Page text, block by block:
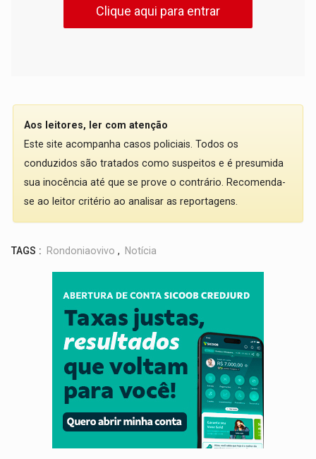
Clique aqui para entrar
Aos leitores, ler com atenção
Este site acompanha casos policiais. Todos os
conduzidos são tratados como suspeitos e é presumida
sua inocência até que se prove o contrário. Recomenda-
se ao leitor critério ao analisar as reportagens.
TAGS : Rondoniaovivo , Notícia